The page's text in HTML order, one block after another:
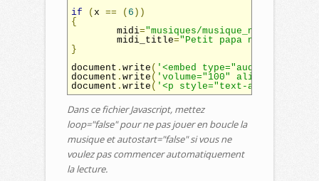
if
( x == ( 6 ))
{
	midi
="musiques/musique_noel.mp3"
	midi_title
="Petit papa noël"
}
document . write ( '<embed type="audio/x-
document . write ( 'volume="100"
document . write ( '<p style="text-
Dans ce fichier Javascript, mettez
loop="false" pour ne pas jouer en boucle la
musique et autostart="false" si vous ne
voulez pas commencer automatiquement
la lecture.